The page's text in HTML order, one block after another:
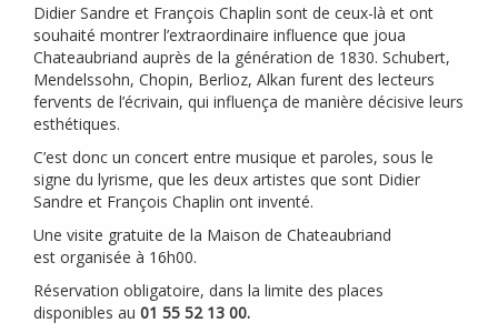
Didier Sandre et François Chaplin sont de ceux-là et ont
souhaité montrer l’extraordinaire influence que joua
Chateaubriand auprès de la génération de 1830. Schubert,
Mendelssohn, Chopin, Berlioz, Alkan furent des lecteurs
fervents de l’écrivain, qui influença de manière décisive leurs
esthétiques.
C’est donc un concert entre musique et paroles, sous le
signe du lyrisme, que les deux artistes que sont Didier
Sandre et François Chaplin ont inventé.
Une visite gratuite de la Maison de Chateaubriand
est organisée à 16h00.
Réservation obligatoire, dans la limite des places
disponibles au 01 55 52 13 00.